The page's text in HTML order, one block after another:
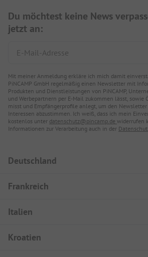
Du möchtest keine News
jetzt an:
Mit meiner Anmeldung erkläre ich mich damit
PiNCAMP GmbH regelmäßig einen Newsletter mit
Produkten und Dienstleistungen von PiNCAMP,
und Werbepartnern per E-Mail zukommen lässt, sowie
misst und Empfängerprofile anlegt, um den Newsletter
Interessen abzustimmen. Ich weiß, dass ich mein
kostenlos unter datenschutz@pincamp.de widerrufen
Informationen zur Verarbeitung auch in der
Deutschland
Frankreich
Italien
Kroatien